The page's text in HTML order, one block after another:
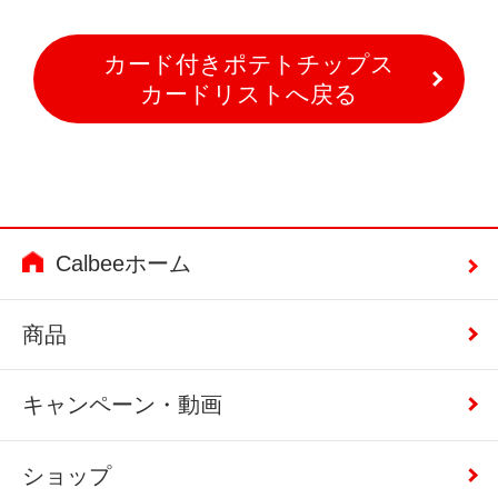
カード付きポテトチップス
カードリストへ戻る
Calbeeホーム
商品
キャンペーン・動画
ショップ